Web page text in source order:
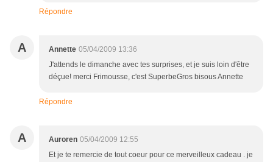
Répondre
A Annette 05/04/2009 13:36
J'attends le dimanche avec tes surprises, et je suis loin d'être
déçue! merci Frimousse, c'est SuperbeGros bisous Annette
Répondre
A Auroren 05/04/2009 12:55
Et je te remercie de tout coeur pour ce merveilleux cadeau . je